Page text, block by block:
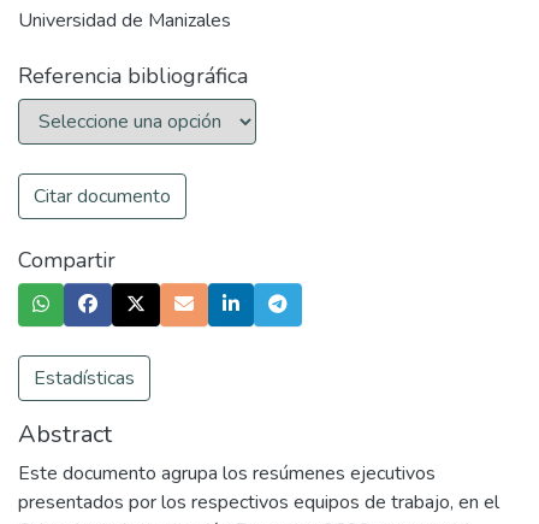
Universidad de Manizales
Referencia bibliográfica
Citar documento
Compartir
Estadísticas
Abstract
Este documento agrupa los resúmenes ejecutivos
presentados por los respectivos equipos de trabajo, en el